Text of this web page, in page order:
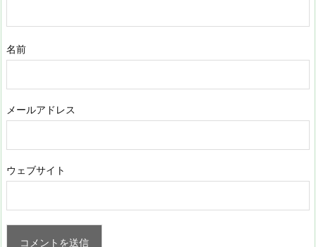
名前
メールアドレス
ウェブサイト